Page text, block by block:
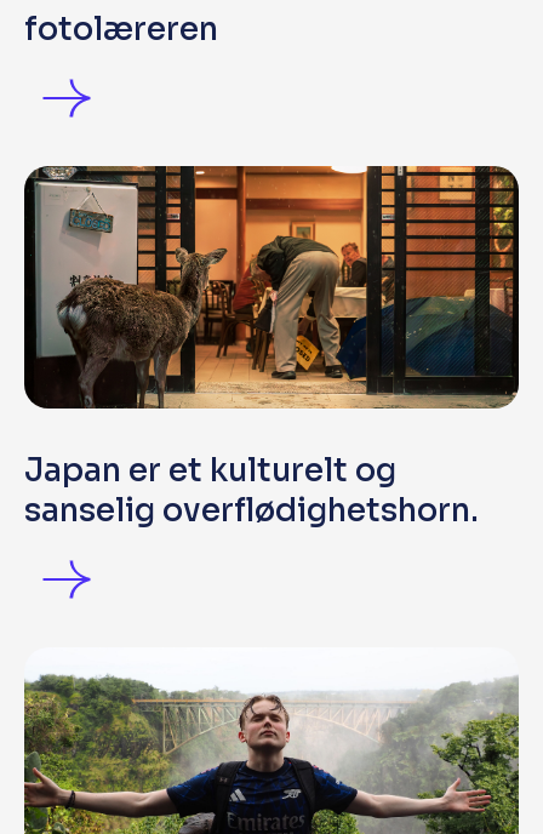
fotolæreren
Japan er et kulturelt og
sanselig overflødighetshorn.